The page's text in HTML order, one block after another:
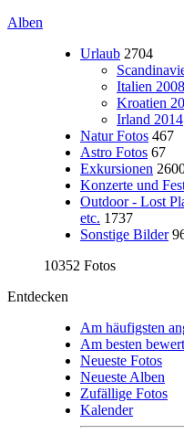
Alben
Urlaub 2704
Italien 2008
Kroatien
Irland 2014
Natur Fotos 467
Astro Fotos 67
Exkursionen
Konzerte und
Outdoor - Lost
etc. 1737
Sonstige Bilder
10352 Fotos
Entdecken
Am häufigsten
Am besten
Neueste Fotos
Neueste Alben
Zufällige Fotos
Kalender